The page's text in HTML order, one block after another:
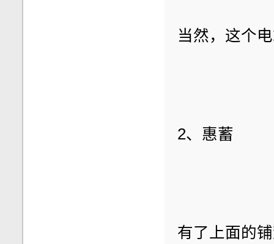
当然，这个
2、惠蓄
有了上面的